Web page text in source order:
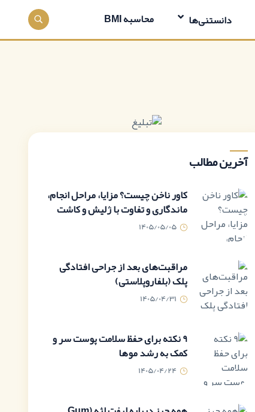
دانستنی‌ها محاسبه BMI
آخرین مطالب
کاور ناخن چیست؟ مزایا، مراحل انجام،
ماندگاری و تفاوت با ژلیش و کاشت
1405/05/05
مراقبت‌های بعد از جراحی افتادگی
پلک (بلفاروپلاستی)
1405/04/31
9 نکته برای حفظ سلامت پوست سر و
کمک به رشد موها
1405/04/24